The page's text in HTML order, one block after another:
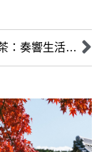
咖啡與下午茶：奏響生活的和諧樂章